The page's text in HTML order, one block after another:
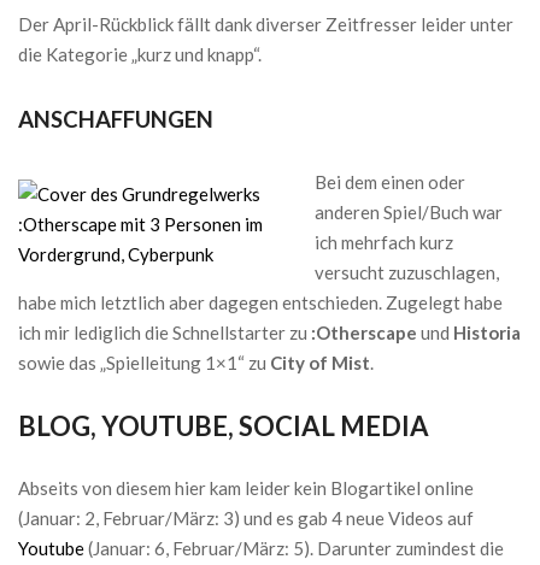
30
Der April-Rückblick fällt dank diverser Zeitfresser leider unter
die Kategorie „kurz und knapp“.
ANSCHAFFUNGEN
Bei dem einen oder
anderen Spiel/Buch war
ich mehrfach kurz
versucht zuzuschlagen,
habe mich letztlich aber dagegen entschieden. Zugelegt habe
ich mir lediglich die Schnellstarter zu :Otherscape und Historia
sowie das „Spielleitung 1×1“ zu City of Mist
BLOG, YOUTUBE, SOCIAL MEDIA
Abseits von diesem hier kam leider kein Blogartikel online
(Januar: 2, Februar/März: 3) und es gab 4 neue Videos auf
Youtube(Januar: 6, Februar/März: 5). Darunter zumindest die